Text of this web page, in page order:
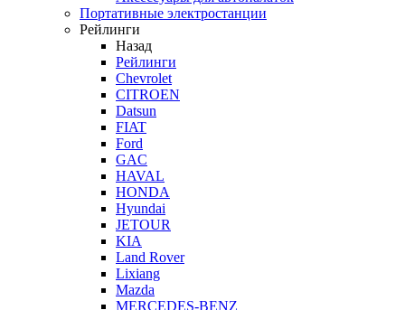
Портативные электростанции
Рейлинги
Назад
Рейлинги
Chevrolet
CITROEN
Datsun
FIAT
Ford
GAC
HAVAL
HONDA
Hyundai
JETOUR
KIA
Land Rover
Lixiang
Mazda
MERCEDES-BENZ